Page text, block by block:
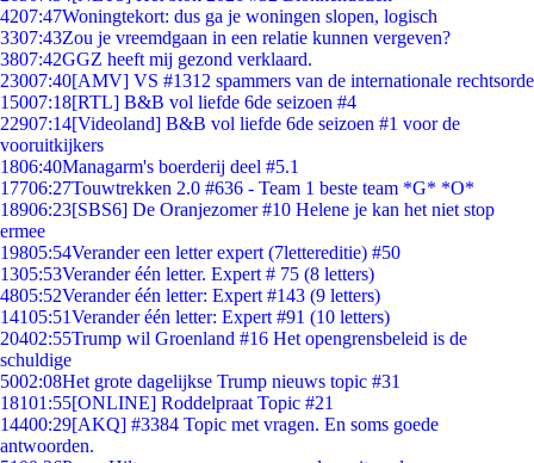
4207:47Woningtekort: dus ga je woningen slopen, logisch
3307:43Zou je vreemdgaan in een relatie kunnen vergeven?
3807:42GGZ heeft mij gezond verklaard.
23007:40[AMV] VS #1312 spammers van de internationale rechtsorde
15007:18[RTL] B&B vol liefde 6de seizoen #4
22907:14[Videoland] B&B vol liefde 6de seizoen #1 voor de
vooruitkijkers
1806:40Managarm's boerderij deel #5.1
17706:27Touwtrekken 2.0 #636 - Team 1 beste team *G* *O*
18906:23[SBS6] De Oranjezomer #10 Helene je kan het niet stop
ermee
19805:54Verander een letter expert (7lettereditie) #50
1305:53Verander één letter. Expert # 75 (8 letters)
4805:52Verander één letter: Expert #143 (9 letters)
14105:51Verander één letter: Expert #91 (10 letters)
20402:55Trump wil Groenland #16 Het opengrensbeleid is de
schuldige
5002:08Het grote dagelijkse Trump nieuws topic #31
18101:55[ONLINE] Roddelpraat Topic #21
14400:29[AKQ] #3384 Topic met vragen. En soms goede
antwoorden.